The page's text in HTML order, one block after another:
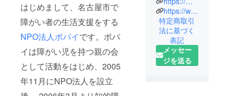
はじめまして、名古屋市で
障がい者の生活支援をする
NPO法人ポパイです。ポパ
イは障がい児を持つ親の会
として活動をはじめ、2005
年11月にNPO法人を設立
パイでは、
想いや技術
や支援など
を分け合
いっこする
ことで、障
https://www.facebook.com/moyaco2011
特定商取引
法に基づく
表記
メッセー
ジを送る